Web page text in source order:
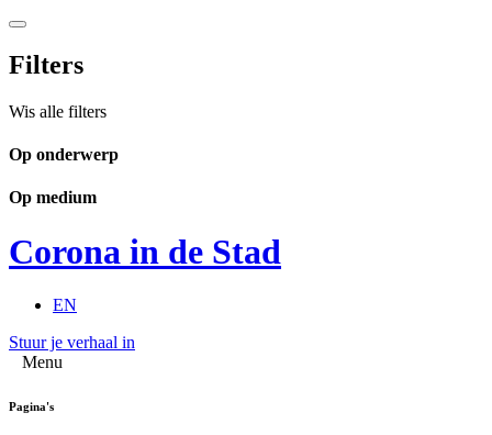
Filters
Wis alle filters
Op onderwerp
Op medium
Corona in de Stad
EN
Stuur je verhaal in
Menu
Pagina's